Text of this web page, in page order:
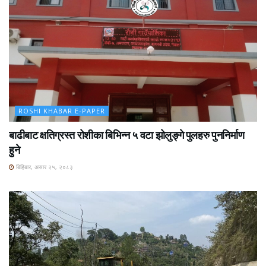
ROSHI KHABAR E-PAPER
बाढीबाट क्षतिग्रस्त रोशीका बिभिन्न ५ वटा झोलुङ्गे पुलहरु पुननिर्माण
हुने
बिहिबार, असार २५, २०८३